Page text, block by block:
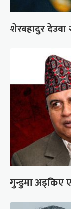
शेरबहादुर
गुन्डुमा अड्किए